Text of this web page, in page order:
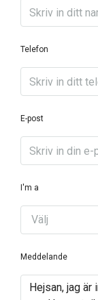
Telefon
E-post
I'm a
Välj
Meddelande